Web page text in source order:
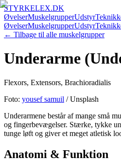
STYRKELEX.DK
ØvelserMuskelgrupperUdstyr
ØvelserMuskelgrupperUdstyr
← Tilbage til alle muskelgrupper
Underarme
Flexors, Extensors, Brachioradialis
Foto: yousef samuil / Unsplash
Underarmene består af mange små
og fingerbevægelser. Stærke, tykke
tunge løft og giver et meget atletisk
Anatomi & Funktion